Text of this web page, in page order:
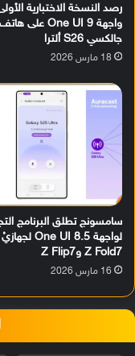
رصد النسخة الاختبارية
واجهة One UI 9 على هاتف
جالكسي S26 ألترا
18 مارس 2026
سامسونج تطلق البرنامج
Z Fold7 وZ Flip7
16 مارس 2026